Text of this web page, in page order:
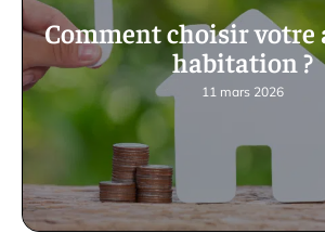
Comment choisir votre
habitation ?
11 mars 2026